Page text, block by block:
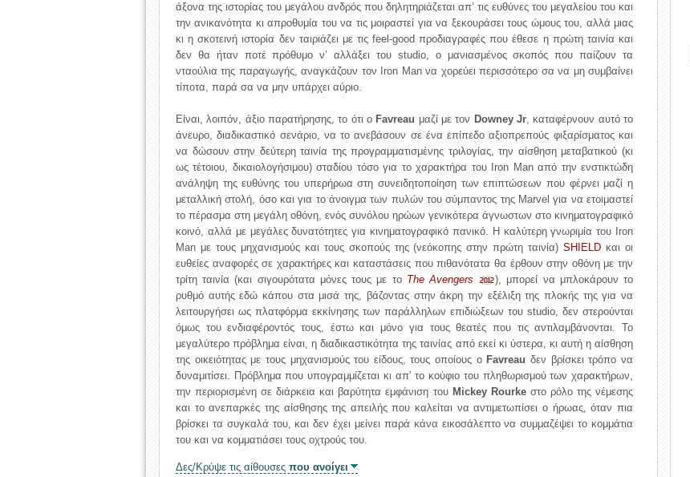
άξονα της ιστορίας του μεγάλου ανδρός που δηλητηριάζεται απ’ τις ευθύνες του μεγαλείου του και
την ανικανότητα κι απροθυμία του να τις μοιραστεί για να ξεκουράσει τους ώμους του, αλλά μιας
κι η σκοτεινή ιστορία δεν ταιριάζει με τις feel-good προδιαγραφές που έθεσε η πρώτη ταινία και
δεν θα ήταν ποτέ πρόθυμο ν’ αλλάξει του studio, ο μανιασμένος σκοπός που παίζουν τα
νταούλια της παραγωγής, αναγκάζουν τον Iron Man να χορεύει περισσότερο σα να μη συμβαίνει
τίποτα, παρά σα να μην υπάρχει αύριο.
Είναι, λοιπόν, άξιο παρατήρησης, το ότι ο Favreau μαζί με τον Downey Jr, καταφέρνουν αυτό το
άνευρο, διαδικαστικό σενάριο, να το ανεβάσουν σε ένα επίπεδο αξιοπρεπούς φιξαρίσματος και
να δώσουν στην δεύτερη ταινία της προγραμματισμένης τριλογίας, την αίσθηση μεταβατικού (κι
ως τέτοιου, δικαιολογήσιμου) σταδίου τόσο για το χαρακτήρα του Iron Man από την ενστικτώδη
ανάληψη της ευθύνης του υπερήρωα στη συνειδητοποίηση των επιπτώσεων που φέρνει μαζί η
μεταλλική στολή, όσο και για το άνοιγμα των πυλών του σύμπαντος της Marvel για να ετοιμαστεί
το πέρασμα στη μεγάλη οθόνη, ενός συνόλου ηρώων γενικότερα άγνωστων στο κινηματογραφικό
κοινό, αλλά με μεγάλες δυνατότητες για κινηματογραφικό πανικό. Η καλύτερη γνωριμία του Iron
Man με τους μηχανισμούς και τους σκοπούς της (νεόκοπης στην πρώτη ταινία)SHIELD και οι
ευθείες αναφορές σε χαρακτήρες και καταστάσεις που πιθανότατα θα έρθουν στην οθόνη με την
τρίτη ταινία (και σιγουρότατα μόνες τους με το The Avengers 2012), μπορεί να μπλοκάρουν το
ρυθμό αυτής εδώ κάπου στα μισά της, βάζοντας στην άκρη την εξέλιξη της πλοκής της για να
λειτουργήσει ως πλατφόρμα εκκίνησης των παράλληλων επιδιώξεων του studio, δεν στερούνται
όμως του ενδιαφέροντός τους, έστω και μόνο για τους θεατές που τις αντιλαμβάνονται. Το
μεγαλύτερο πρόβλημα είναι, η διαδικαστικότητα της ταινίας από εκεί κι ύστερα, κι αυτή η αίσθηση
της οικειότητας με τους μηχανισμούς του είδους, τους οποίους ο Favreau δεν βρίσκει τρόπο να
δυναμιτίσει. Πρόβλημα που υπογραμμίζεται κι απ’ το κούφιο του πληθωρισμού των χαρακτήρων,
την περιορισμένη σε διάρκεια και βαρύτητα εμφάνιση του Mickey Rourkeστο ρόλο της νέμεσης
και το ανεπαρκές της αίσθησης της απειλής που καλείται να αντιμετωπίσει ο ήρωας, όταν πια
βρίσκει τα συγκαλά του, και δεν έχει μείνει παρά κάνα εικοσάλεπτο να συμμαζέψει το κομμάτια
του και να κομματιάσει τους οχτρούς του.
Δες/Κρύψε τις αίθουσες που ανοίγει